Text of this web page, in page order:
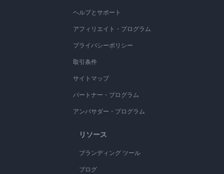
ヘルプとサポート
アフィリエイト・プログラム
プライバシーポリシー
取引条件
サイトマップ
パートナー・プログラム
アンバサダー・プログラム
リソース
ブランディング ツール
ブログ